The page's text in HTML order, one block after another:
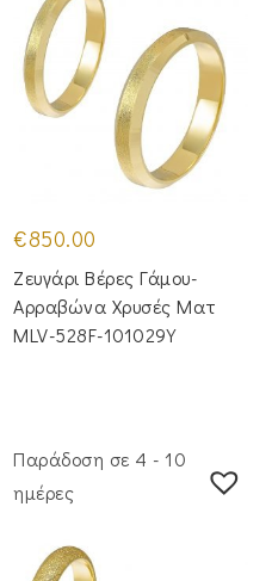
€850.00
Ζευγάρι Βέρες Γάμου-
Αρραβώνα Χρυσές Ματ
MLV-528F-101029Y
Παράδοση σε 4 - 10
ημέρες